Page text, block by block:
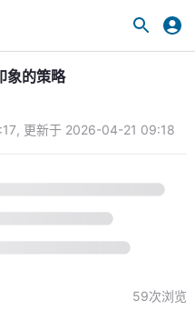
象的策略
, 更新于 2026-04-21 09:18
59次浏览